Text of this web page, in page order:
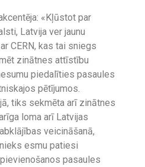
«Kļūstot par
Latvija ver jaunu
CERN, kas tai sniegs
zinātnes attīstību
piedalīties pasaules
pētījumos.
tiks sekmēta arī zinātnes
loma arī Latvijas
veicināšanā,
esmu patiesi
pasaules